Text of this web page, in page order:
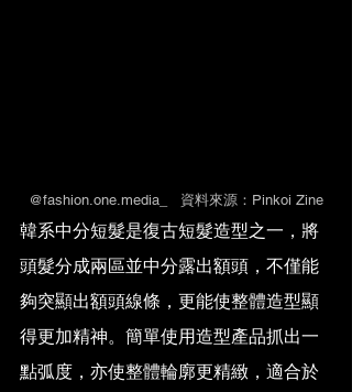
@fashion.one.media_   資料來源：Pinkoi Zine
韓系中分短髮是復古短髮造型之一，將
頭髮分成兩區並中分露出額頭，不僅能
夠突顯出額頭線條，更能使整體造型顯
得更加精神。簡單使用造型產品抓出一
點弧度，亦使整體輪廓更精緻，適合於